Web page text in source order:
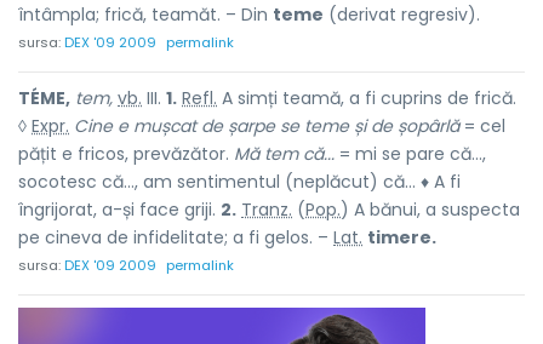
întâmpla; frică, teamăt. – Din teme (derivat regresiv).
sursa:DEX '09 2009 permalink
TÉME, tem, vb. III. 1. Refl. A simți teamă, a fi cuprins de frică.
◊ Expr. Cine e mușcat de șarpe se teme și de șopârlă= cel
pățit e fricos, prevăzător. Mă tem că... = mi se pare că...,
socotesc că..., am sentimentul (neplăcut) că... ♦ A fi
îngrijorat, a-și face griji. 2. Tranz. (Pop.) A bănui, a suspecta
pe cineva de infidelitate; a fi gelos. – Lat. timere.
sursa:DEX '09 2009 permalink